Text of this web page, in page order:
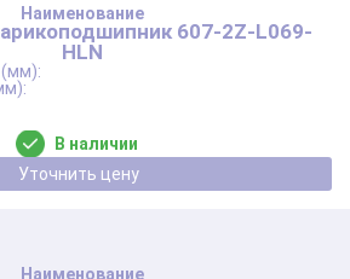
607-2Z-L069-
HLN
В наличии
Уточнить цену